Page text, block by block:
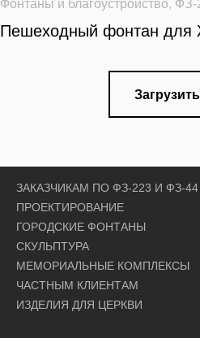
Фонтаны и благоустройство, ФЗ-
Пешеходный фонтан для
ЗАКАЗЧИКАМ ПО ФЗ-223 И ФЗ-44
ПРОЕКТИРОВАНИЕ
ГОРОДСКИЕ ФОНТАНЫ
СКУЛЬПТУРА
МЕМОРИАЛЬНЫЕ КОМПЛЕКСЫ
ЧАСТНЫМ КЛИЕНТАМ
ИЗДЕЛИЯ ДЛЯ ЦЕРКВИ